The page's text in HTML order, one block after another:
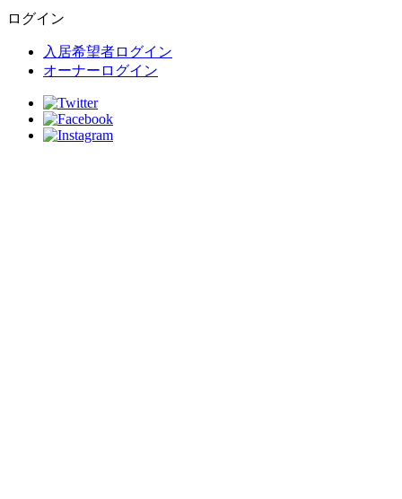
ログイン
入居希望者ログイン
オーナーログイン